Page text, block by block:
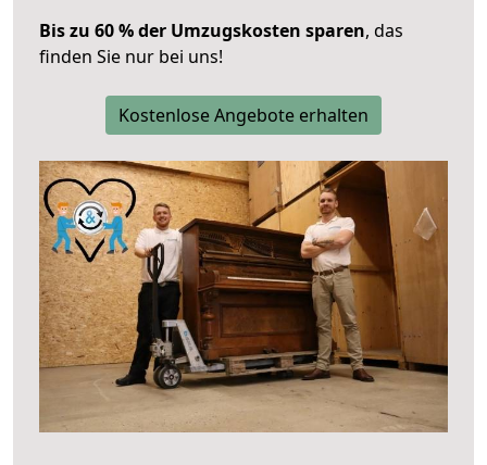
Bis zu 60 % der Umzugskosten sparen, das
finden Sie nur bei uns!
Kostenlose Angebote erhalten